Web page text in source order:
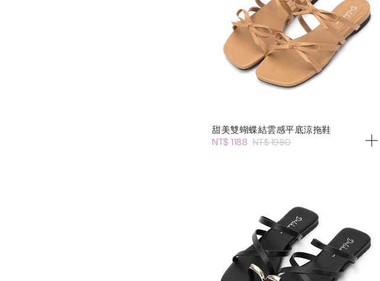
甜美雙蝴蝶結雲感平底涼拖鞋
NT$ 1188 NT$ 1980